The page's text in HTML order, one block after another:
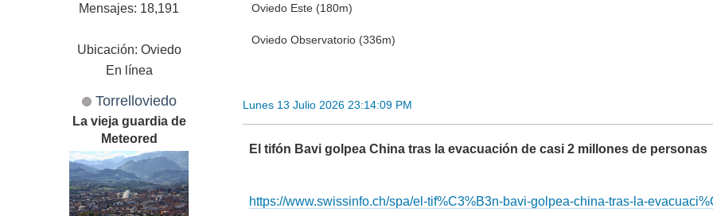
Mensajes: 18,191
Ubicación: Oviedo
En línea
Oviedo Este (180m)
Oviedo Observatorio (336m)
Torrelloviedo
La vieja guardia de
Meteored
Lunes 13 Julio 2026 23:14:09 PM
El tifón Bavi golpea China tras la evacuación de casi 2 millones de personas
https://www.swissinfo.ch/spa/el-tif%C3%B3n-bavi-golpea-china-tras-la-